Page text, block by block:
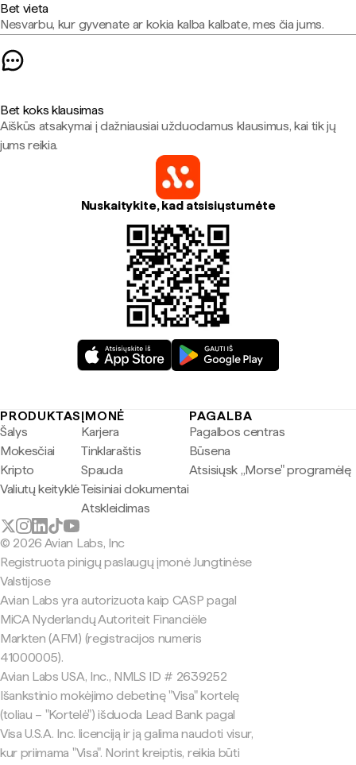
Bet vieta
Nesvarbu, kur gyvenate ar kokia kalba kalbate, mes čia jums.
Bet koks klausimas
Aiškūs atsakymai į dažniausiai užduodamus klausimus, kai tik jų
jums reikia.
Nuskaitykite, kad atsisiųstumėte
PRODUKTAS
Šalys
Mokesčiai
Kripto
Valiutų keityklė
ĮMONĖ
Karjera
Tinklaraštis
Spauda
Teisiniai dokumentai
Atskleidimas
PAGALBA
Pagalbos centras
Būsena
Atsisiųsk „Morse" programėlę
© 2026 Avian Labs, Inc
Registruota pinigų paslaugų įmonė Jungtinėse
Valstijose
Avian Labs yra autorizuota kaip CASP pagal
MiCA Nyderlandų Autoriteit Financiële
Markten (AFM) (registracijos numeris
41000005).
Avian Labs USA, Inc., NMLS ID # 2639252
Išankstinio mokėjimo debetinę "Visa" kortelę
(toliau – "Kortelė") išduoda Lead Bank pagal
Visa U.S.A. Inc. licenciją ir ją galima naudoti visur,
kur priimama "Visa". Norint kreiptis, reikia būti